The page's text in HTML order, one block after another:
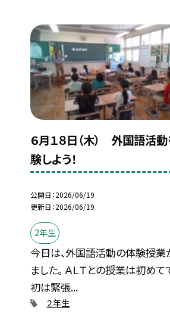
６月１８日（木） 外国語活
験しよう！
公開日 2026/06/19
更新日 2026/06/19
2年生
今日は、外国語活動の体験授業
ました。 ＡＬＴとの授業は初めて
初は緊張...
２年生